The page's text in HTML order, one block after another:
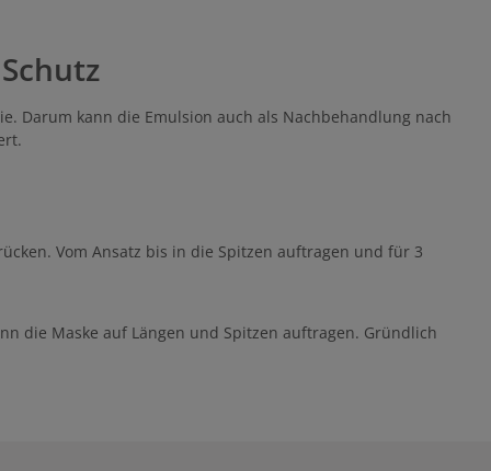
Darum kann die Emulsion auch als Nachbehandlung nach
Vom Ansatz bis in die Spitzen auftragen und für 3
die Maske auf Längen und Spitzen auftragen. Gründlich